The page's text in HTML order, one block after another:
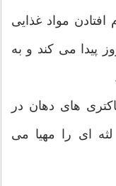
مواد غذایی
پیدا می کند و به
های دهان در
ای را مهیا می